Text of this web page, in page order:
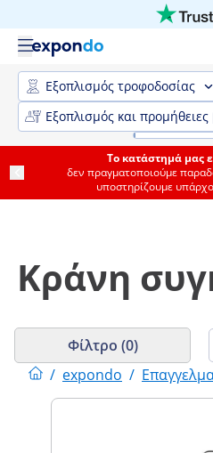
Εξοπλισμός τροφοδοσίας
Εξοπλισμός και
Το κατάστημά μας
δεν πραγματοποιούμε
υποστηρίζουμε
Κράνη
/ expondo /
Φίλτρο (0)